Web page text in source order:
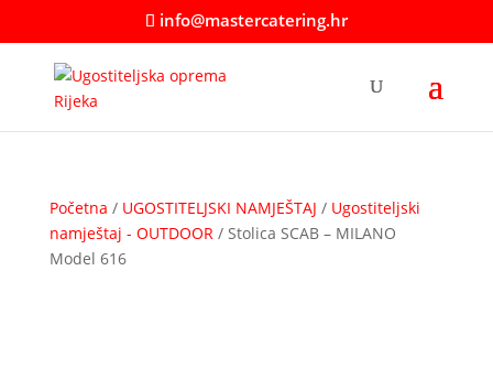
info@mastercatering.hr
Početna / UGOSTITELJSKI NAMJEŠTAJ / Ugostiteljski
namještaj - OUTDOOR / Stolica SCAB – MILANO
Model 616